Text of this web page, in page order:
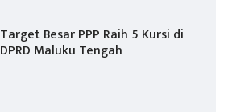
Target Besar PPP Raih 5 Kursi di
DPRD Maluku Tengah